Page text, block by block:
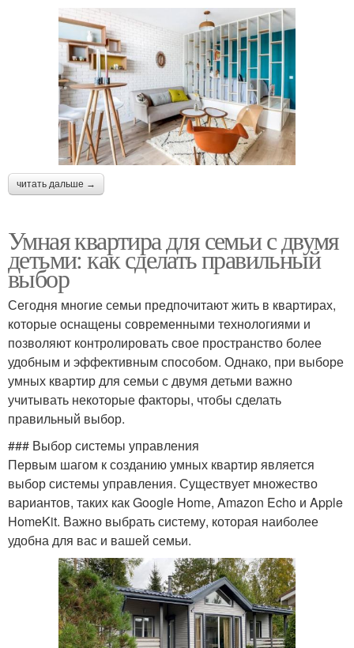
читать дальше →
Умная квартира для семьи с двумя
детьми: как сделать правильный
выбор
Сегодня многие семьи предпочитают жить в квартирах,
которые оснащены современными технологиями и
позволяют контролировать свое пространство более
удобным и эффективным способом. Однако, при выборе
умных квартир для семьи с двумя детьми важно
учитывать некоторые факторы, чтобы сделать
правильный выбор.
### Выбор системы управления
Первым шагом к созданию умных квартир является
выбор системы управления. Существует множество
вариантов, таких как Google Home, Amazon Echo и Apple
HomeKit. Важно выбрать систему, которая наиболее
удобна для вас и вашей семьи.